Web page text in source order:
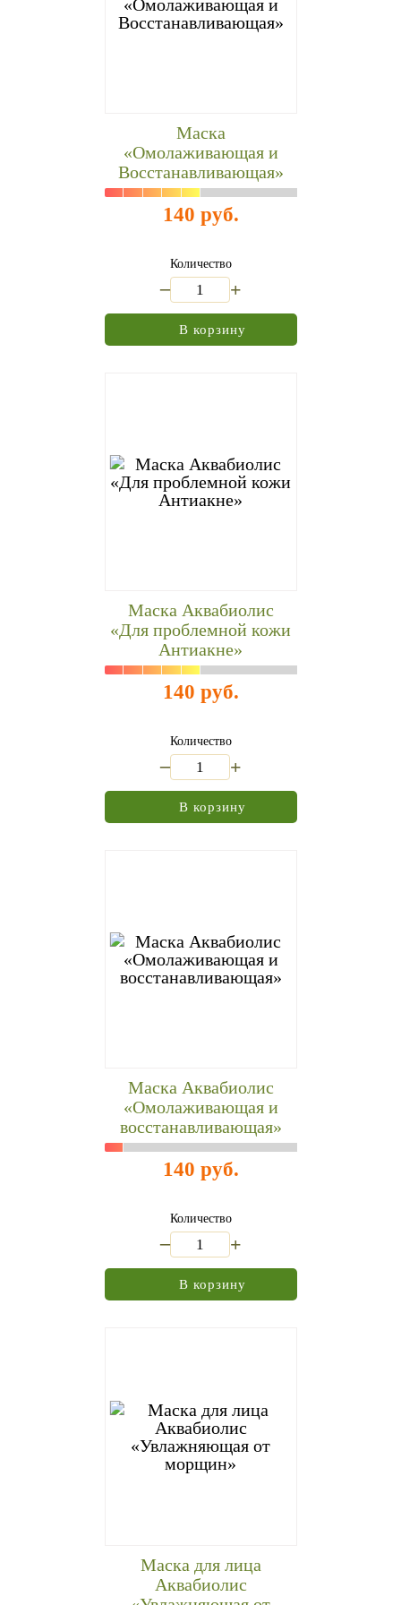
Маска
«Омолаживающая и
Восстанавливающая»
140 руб.
Количество
+
В корзину
Маска Аквабиолис
«Для проблемной кожи
Антиакне»
140 руб.
Количество
+
В корзину
Маска Аквабиолис
«Омолаживающая и
восстанавливающая»
140 руб.
Количество
+
В корзину
Маска для лица
Аквабиолис